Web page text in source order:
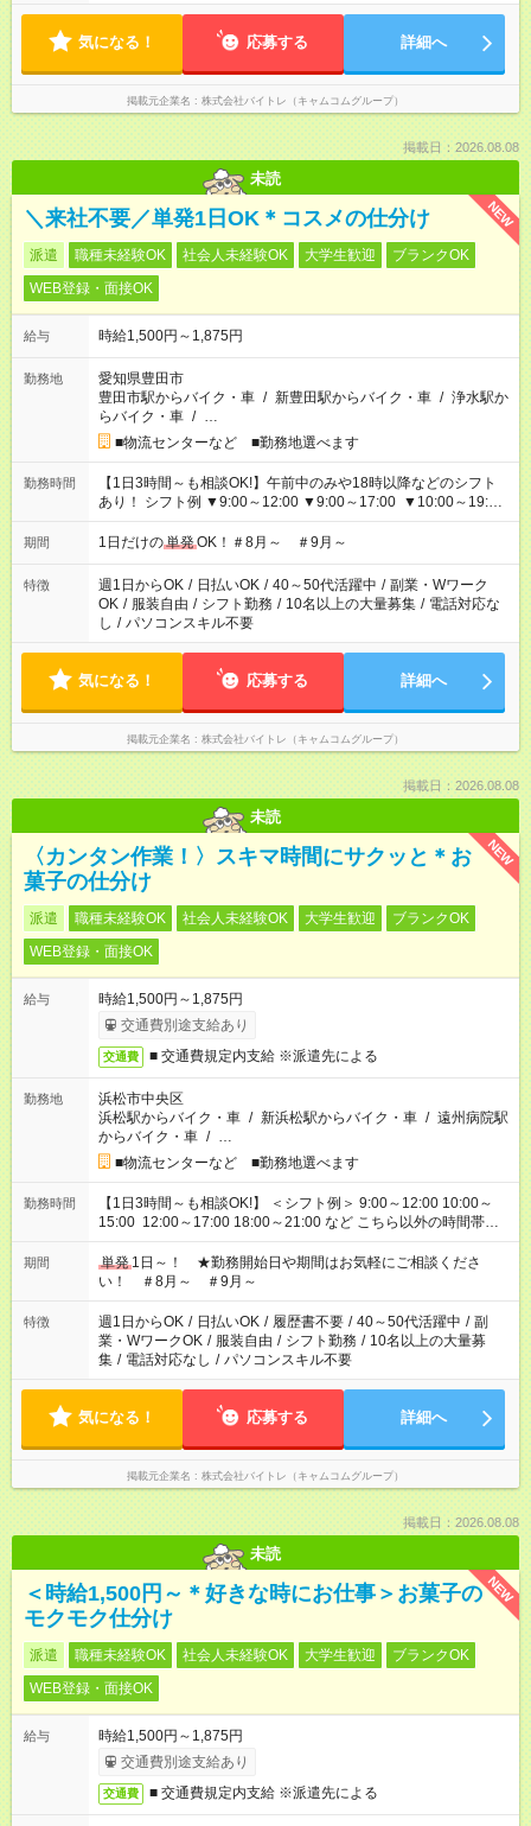
気になる！ 応募する 詳細へ
掲載元企業名 株式会社バイトレ（キャムコムグループ）
掲載日：2026.08.08
未読
NEW
＼来社不要／単発1日OK＊コスメの仕分け
派遣 職種未経験OK 社会人未経験OK 大学生歓迎
ブランクOK
WEB登録・面接OK
給与 時給1,500円～1,875円
勤務地
愛知県豊田市
豊田市駅からバイク・車 / 新豊田駅からバイク・車 / 浄水駅か
らバイク・車 / …
■物流センターなど ■勤務地選べます
勤務時間
【1日3時間～も相談OK!】午前中のみや18時以降などのシフト
あり！ シフト例 ▼9:00～12:00 ▼9:00～17:00 ▼10:00～19:00
▼18:00～21:00
期間 1日だけの単発OK！＃8月～ ＃9月～
特徴 週1日からOK / 日払いOK / 40～50代活躍中 / 副業・Wワーク
OK / 服装自由 / シフト勤務 / 10名以上の大量募集 / 電話対応な
し / パソコンスキル不要
気になる！ 応募する 詳細へ
掲載元企業名 株式会社バイトレ（キャムコムグループ）
掲載日：2026.08.08
未読
NEW
〈カンタン作業！〉スキマ時間にサクッと＊お
菓子の仕分け
派遣 職種未経験OK 社会人未経験OK 大学生歓迎
ブランクOK
WEB登録・面接OK
給与
時給1,500円～1,875円
交通費別途支給あり
交通費 ■ 交通費規定内支給 ※派遣先による
勤務地
浜松市中央区
浜松駅からバイク・車 / 新浜松駅からバイク・車 / 遠州病院駅
からバイク・車 / …
■物流センターなど ■勤務地選べます
勤務時間
【1日3時間～も相談OK!】 ＜シフト例＞ 9:00～12:00 10:00～
15:00 12:00～17:00 18:00～21:00 など こちら以外の時間帯も
お気軽にご相談ください！
期間 単発 1日～！ ★勤務開始日や期間はお気軽にご相談くださ
い！ ＃8月～ ＃9月～
特徴 週1日からOK / 日払いOK / 履歴書不要 / 40～50代活躍中 / 副
業・WワークOK / 服装自由 / シフト勤務 / 10名以上の大量募
集 / 電話対応なし / パソコンスキル不要
気になる！ 応募する 詳細へ
掲載元企業名 株式会社バイトレ（キャムコムグループ）
掲載日：2026.08.08
未読
NEW
＜時給1,500円～＊好きな時にお仕事＞お菓子の
モクモク仕分け
派遣 職種未経験OK 社会人未経験OK 大学生歓迎
ブランクOK
WEB登録・面接OK
給与
時給1,500円～1,875円
交通費別途支給あり
交通費 ■ 交通費規定内支給 ※派遣先による